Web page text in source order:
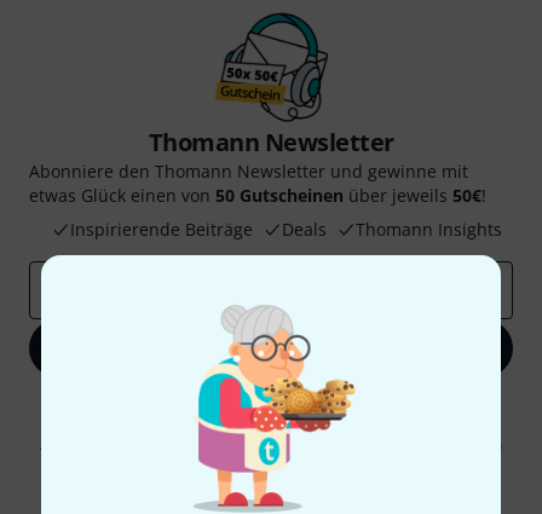
Thomann Newsletter
Abonniere den Thomann Newsletter und gewinne mit
etwas Glück einen von 50 Gutscheinen über jeweils 50€!
Inspirierende Beiträge
Deals Thomann Insights
Jetzt anmelden
Mit Klick auf „Jetzt anmelden“ stimmen Sie dem Erhalt von E-Mail-
Werbung und einer Messung des E-Mail-Nutzungsverhaltens zu. Die
Abmeldung ist jederzeit möglich. Weitere Informationen finden Sie in
unseren
Datenschutzhinweisen
* Pflichtfeld